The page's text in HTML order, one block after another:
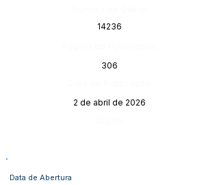
14236
306
2 de abril de 2026
Data de Abertura